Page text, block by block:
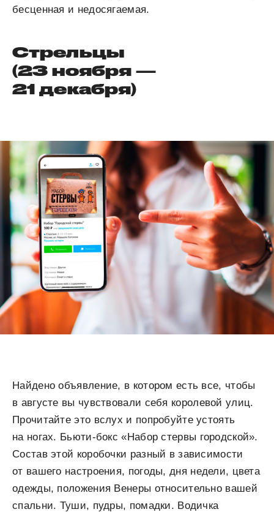
бесценная и недосягаемая.
Стрельцы
(23 ноября —
21 декабря)
Найдено объявление, в котором есть все, чтобы
в августе вы чувствовали себя королевой улиц.
Прочитайте это вслух и попробуйте устоять
на ногах. Бьюти-бокс «Набор стервы городской».
Состав этой коробочки разный в зависимости
от вашего настроения, погоды, дня недели, цвета
одежды, положения Венеры относительно вашей
спальни. Туши, пудры, помадки. Водичка